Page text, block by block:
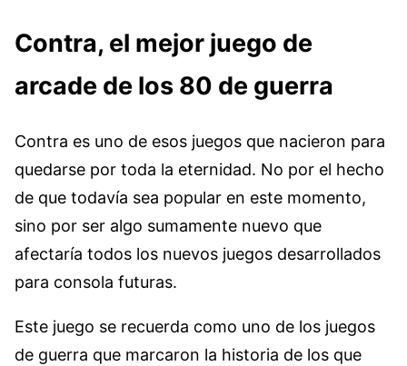
Contra, el mejor juego de
arcade de los 80 de guerra
Contra es uno de esos juegos que nacieron para
quedarse por toda la eternidad. No por el hecho
de que todavía sea popular en este momento,
sino por ser algo sumamente nuevo que
afectaría todos los nuevos juegos desarrollados
para consola futuras.
Este juego se recuerda como uno de los juegos
de guerra que marcaron la historia de los que